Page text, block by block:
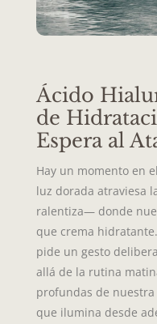
Ácido
de
Espera al
Hay un momento en
luz dorada atraviesa
ralentiza— donde
que crema
pide un gesto
allá de la rutina
profundas de
que ilumina desde